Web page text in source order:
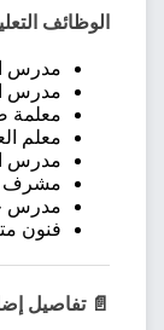
الوظائف
مدرس
مدرس
معلمة
معلم
مدرس
مشرف
مدرس
فنون
📄 تفاصيل